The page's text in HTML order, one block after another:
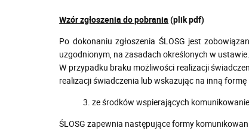
Wzór zgłoszenia do pobrania (plik pdf)
Po dokonaniu zgłoszenia ŚLOSG jest
uzgodnionym, na zasadach określonych w ustawie.
W przypadku braku możliwości realizacji
realizacji świadczenia lub wskazując na inną
3. ze środków wspierających
ŚLOSG zapewnia następujące formy